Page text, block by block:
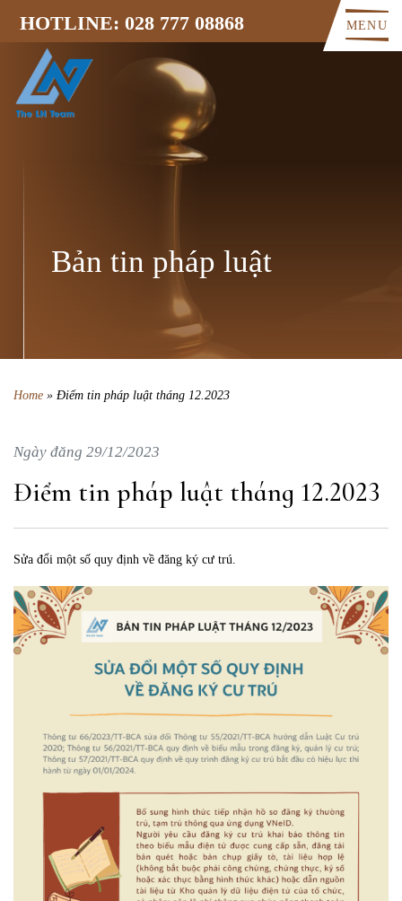
HOTLINE: 028 777 08868 MENU
Bản tin pháp luật
Home » Điểm tin pháp luật tháng 12.2023
Ngày đăng 29/12/2023
Điểm tin pháp luật tháng 12.2023
Sửa đổi một số quy định về đăng ký cư trú.